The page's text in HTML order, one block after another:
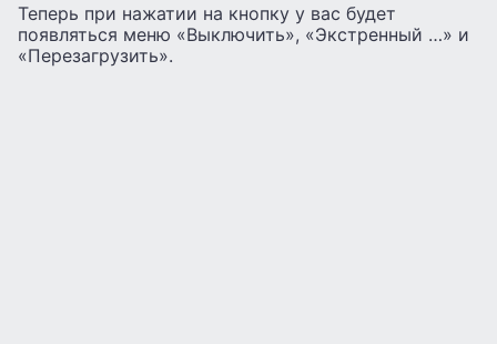
Теперь при нажатии на кнопку у вас будет
появляться меню «Выключить», «Экстренный …» и
«Перезагрузить».